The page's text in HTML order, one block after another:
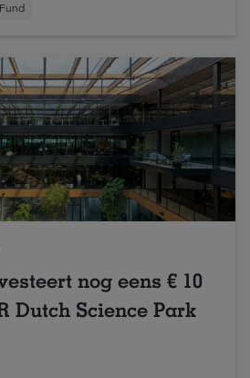
nog eens € 10
Dutch Science Park